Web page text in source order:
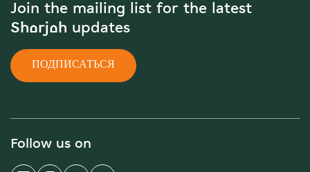
Join the mailing list for the latest
Sharjah updates
ПОДПИСАТЬСЯ
Follow us on